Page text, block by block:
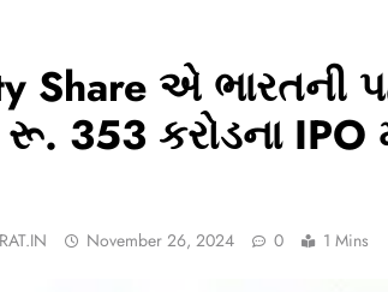
Share એ ભારતની
353 કરોડના IPO
November 26, 2024 0 1 Mins